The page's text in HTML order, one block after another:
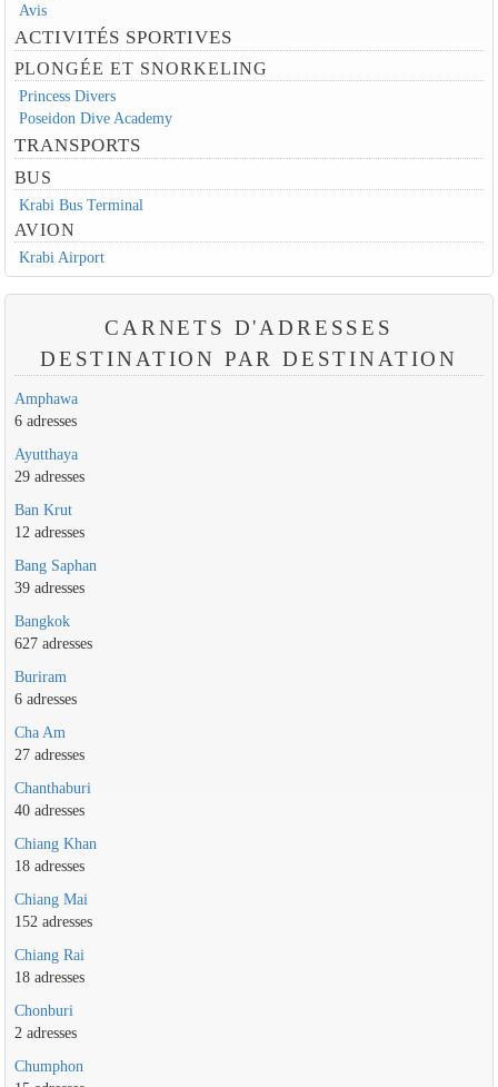
Avis
ACTIVITÉS SPORTIVES
PLONGÉE ET SNORKELING
Princess Divers
Poseidon Dive Academy
TRANSPORTS
BUS
Krabi Bus Terminal
AVION
Krabi Airport
CARNETS D'ADRESSES
DESTINATION PAR DESTINATION
Amphawa
6 adresses
Ayutthaya
29 adresses
Ban Krut
12 adresses
Bang Saphan
39 adresses
Bangkok
627 adresses
Buriram
6 adresses
Cha Am
27 adresses
Chanthaburi
40 adresses
Chiang Khan
18 adresses
Chiang Mai
152 adresses
Chiang Rai
18 adresses
Chonburi
2 adresses
Chumphon